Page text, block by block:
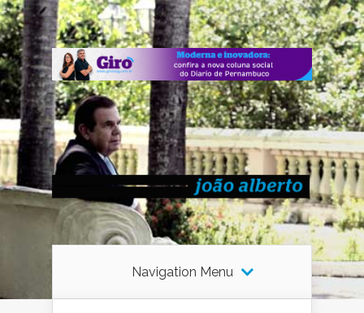
Navigation Menu